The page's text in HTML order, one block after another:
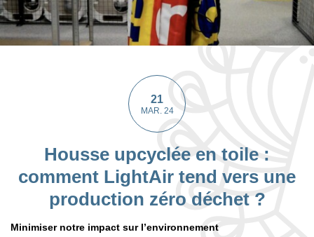
Housse upcyclée en toile :
comment LightAir tend vers une
production zéro déchet ?
21
MAR. 24
Minimiser notre impact sur l’environnement